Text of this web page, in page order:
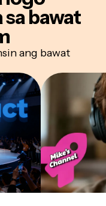
bawat
ang bawat